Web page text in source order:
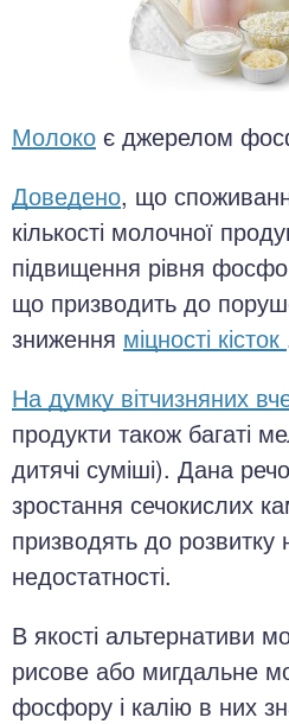
Молоко є джерелом
Доведено, що
кількості молочної
підвищення рівня
що призводить до
зниження міцності кісток
На думку вітчизняних
продукти також багаті
дитячі суміші). Дана
зростання сечокислих
призводять до розвитку
недостатності.
В якості альтернативи
рисове або мигдальне
фосфору і калію в них